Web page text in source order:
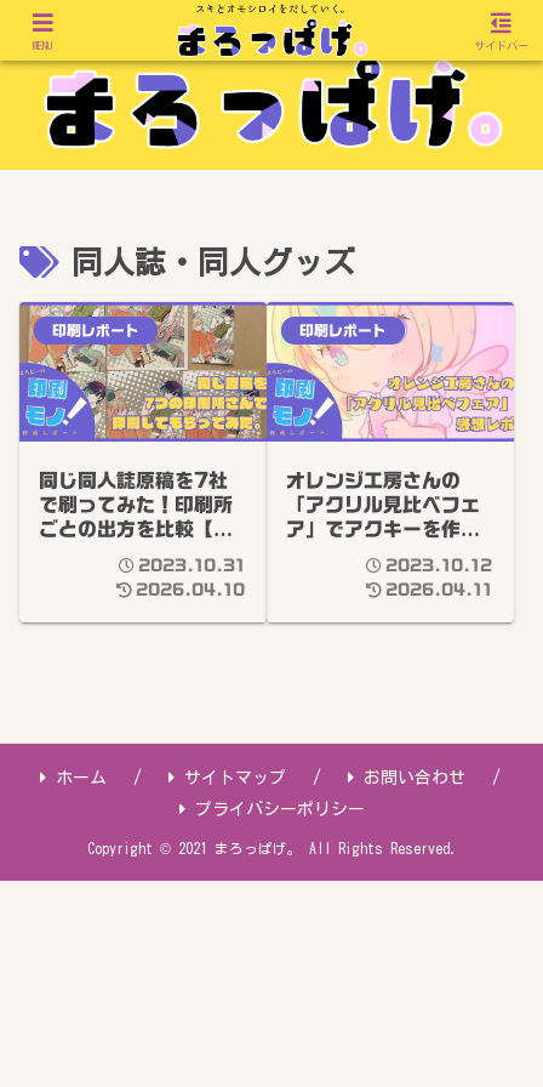
同人誌・同人グッズ
印刷レポート
同じ同人誌原稿を7社
で刷ってみた！印刷所
ごとの出方を比較【少
2023.10.31
2026.04.10
印刷レポート
オレンジ工房さんの
「アクリル見比べフェ
ア」でアクキーを作っ
2023.10.12
2026.04.11
ホーム サイトマップ
お問い合わせ
プライバシーポリシー
Copyright © 2021 まろっぱげ。 All Rights Reserved.
MENU サイドバー